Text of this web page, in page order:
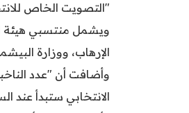
ويشمل منتسبي هيئة
الإرهاب، ووزارة
الانتخابي ستبدأ عند